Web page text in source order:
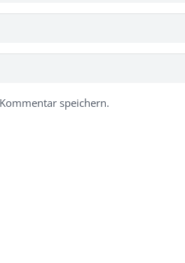
speichern.